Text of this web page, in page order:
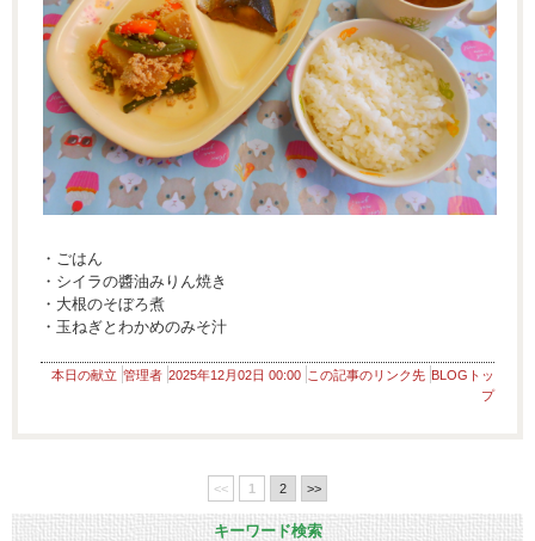
・ごはん
・シイラの醬油みりん焼き
・大根のそぼろ煮
・玉ねぎとわかめのみそ汁
本日の献立 管理者 2025年12月02日 00:00 この記事のリンク先 BLOGトッ
プ
<< 1 2 >>
キーワード検索